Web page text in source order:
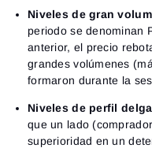
Niveles de gran
periodo se denominan
anterior, el precio
grandes volúmenes
formaron durante la
Niveles de perfil
que un lado
superioridad en un